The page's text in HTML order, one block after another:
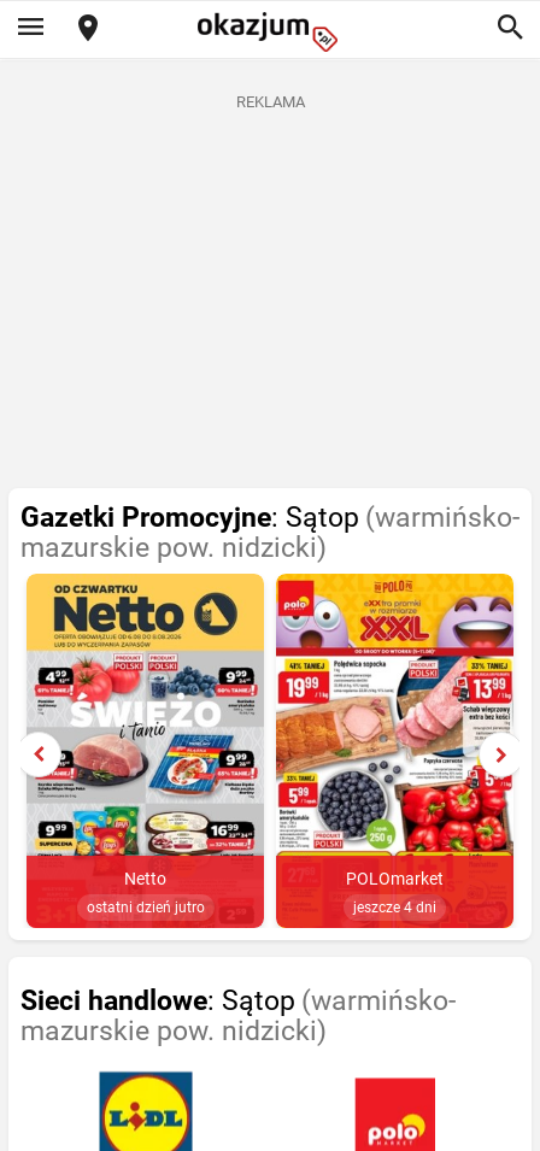
REKLAMA
Gazetki Promocyjne: Sątop (warmińsko-
mazurskie pow. nidzicki)
Netto
ostatni dzień jutro
POLOmarket
jeszcze 4 dni
Sieci handlowe: Sątop (warmińsko-
mazurskie pow. nidzicki)